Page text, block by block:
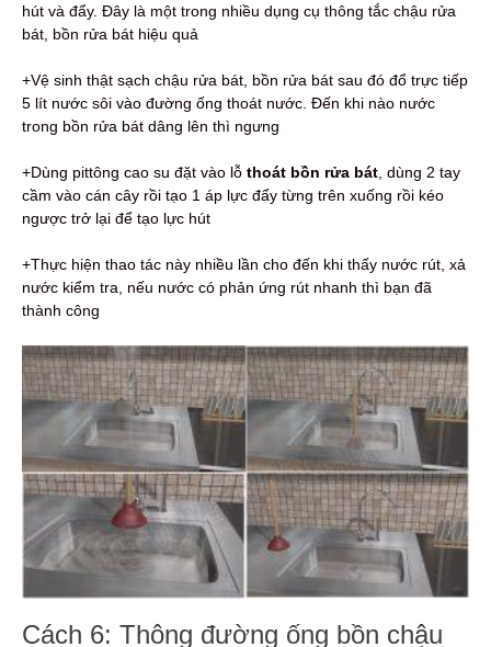
hút và đẩy. Đây là một trong nhiều dụng cụ thông tắc chậu rửa
bát, bồn rửa bát hiệu quả
+Vệ sinh thật sạch chậu rửa bát, bồn rửa bát sau đó đổ trực tiếp
5 lít nước sôi vào đường ống thoát nước. Đến khi nào nước
trong bồn rửa bát dâng lên thì ngưng
+Dùng pittông cao su đặt vào lỗ thoát bồn rửa bát , dùng 2 tay
cầm vào cán cây rồi tạo 1 áp lực đẩy từng trên xuống rồi kéo
ngược trở lại để tạo lực hút
+Thực hiện thao tác này nhiều lần cho đến khi thấy nước rút, xả
nước kiểm tra, nếu nước có phản ứng rút nhanh thì bạn đã
thành công
Cách 6: Thông đường ống bồn chậu